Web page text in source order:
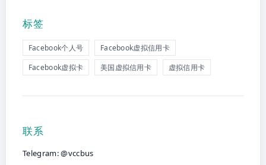
标签
Facebook个人号
Facebook虚拟信用卡
Facebook虚拟卡
美国虚拟信用卡 虚拟信用卡
联系
Telegram: @vccbus